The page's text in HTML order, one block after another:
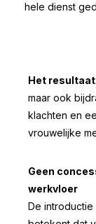
hele dienst
Het resultaat
maar ook
klachten en
vrouwelijke
Geen
werkvloer
De introductie